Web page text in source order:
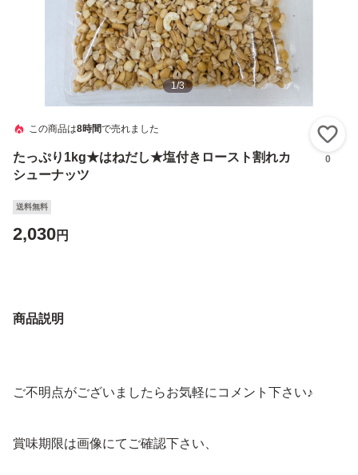
1/3
この商品は8時間で売れました
たっぷり1kg★はねだし★塩付きロースト割れカ
シューナッツ
0
送料無料
2,030円
商品説明
ご不明点がございましたらお気軽にコメント下さい♪
賞味期限は画像にてご確認下さい、